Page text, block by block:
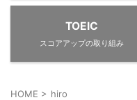
TOEIC
スコアアップの取り組み
HOME > hiro